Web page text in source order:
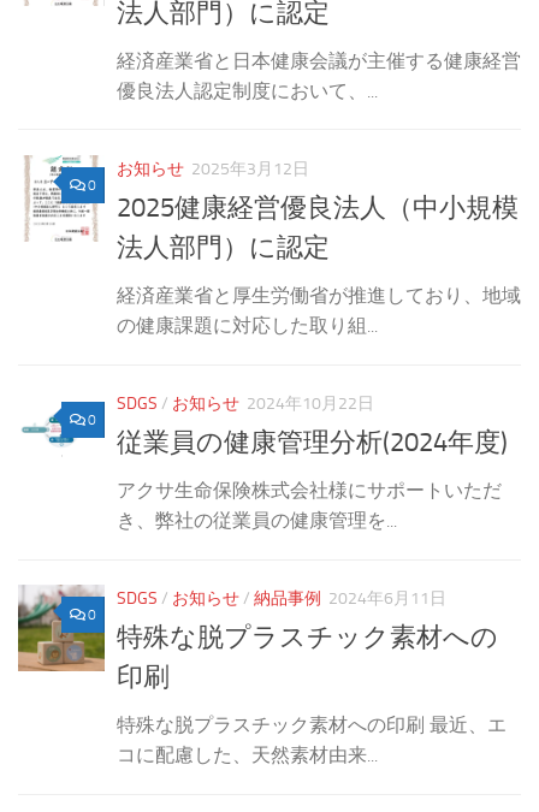
法人部門）に認定
経済産業省と日本健康会議が主催する健康経営
優良法人認定制度において、...
0
お知らせ 2025年3月12日
2025健康経営優良法人（中小規模
法人部門）に認定
経済産業省と厚生労働省が推進しており、地域
の健康課題に対応した取り組...
0
SDGS / お知らせ 2024年10月22日
従業員の健康管理分析(2024年度)
アクサ生命保険株式会社様にサポートいただ
き、弊社の従業員の健康管理を...
0
SDGS / お知らせ / 納品事例 2024年6月11日
特殊な脱プラスチック素材への
印刷
特殊な脱プラスチック素材への印刷 最近、エ
コに配慮した、天然素材由来...